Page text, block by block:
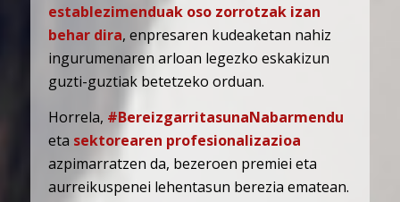
establezimenduak oso zorrotzak izan
behar dira, enpresaren kudeaketan nahiz
ingurumenaren arloan legezko eskakizun
guzti-guztiak betetzeko orduan.
Horrela, #BereizgarritasunaNabarmendu
eta sektorearen profesionalizazioa
azpimarratzen da, bezeroen premiei eta
aurreikuspenei lehentasun berezia ematean.